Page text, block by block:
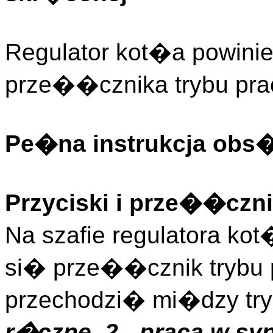
Regulator kot�a
prze��cznika trybu
Pe�na instrukcja
Przyciski i
Na szafie regulatora
si� prze��cznik trybu
przechodzi� mi�dzy